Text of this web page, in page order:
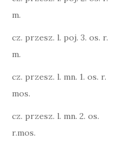
m.
cz. przesz. l. poj. 3. os. r.
m.
cz. przesz. l. mn. 1. os. r.
mos.
cz. przesz. l. mn. 2. os.
r.mos.